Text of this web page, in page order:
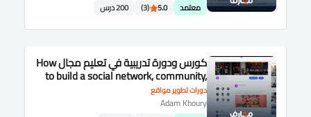
معتمد 5.0
(3) 200 درس
دورات تطوير مواقع
كورس ودورة تدريبية في تعليم مجال How
to build a social network, community,
php mysql web site
Adam Khoury